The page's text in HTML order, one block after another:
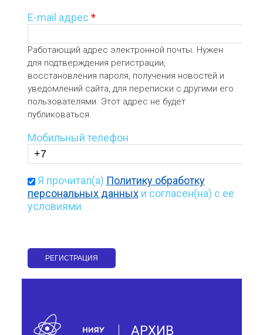
E-mail адрес *
Работающий адрес электронной почты. Нужен
для подтверждения регистрации,
восстановления пароля, получения новостей и
уведомлений сайта, для переписки с другими его
пользователями. Этот адрес не будет
публиковаться.
Мобильный телефон
Я прочитал(а) Политику обработку
персональных данныхи согласен(на) с ее
условиями
АРХИВ